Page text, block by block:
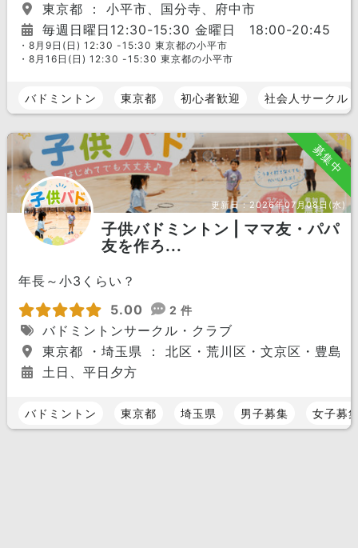
東京都 ： 小平市、国分寺、府中市
毎週日曜日12:30-15:30 金曜日 18:00-20:45
・8月9日(日) 12:30 -15:30 東京都の小平市
・8月16日(日) 12:30 -15:30 東京都の小平市
バドミントン 東京都 初心者歓迎 社会人サークル
募集中
更新日：2026年07月08日(水)
子供バドミントン | ママ友・パパ
友を作ろ...
年長～小3くらい？
5.00
2 件
バドミントンサークル・クラブ
東京都 ・埼玉県 ： 北区・荒川区・文京区・豊島
土日、平日夕方
バドミントン 東京都 埼玉県 男子募集 女子募